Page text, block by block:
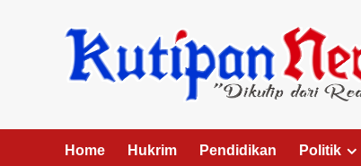
Home Hukrim Pendidikan Politik